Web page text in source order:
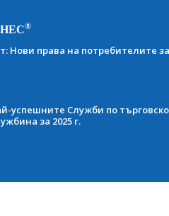
®
Нови права на потребителите
успешните Служби по
за 2025 г.